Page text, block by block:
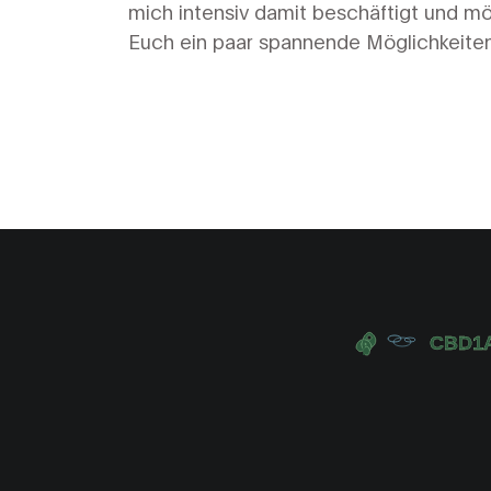
mich intensiv damit beschäftigt und
Euch ein paar spannende